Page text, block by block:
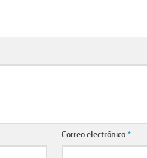
Correo electrónico*